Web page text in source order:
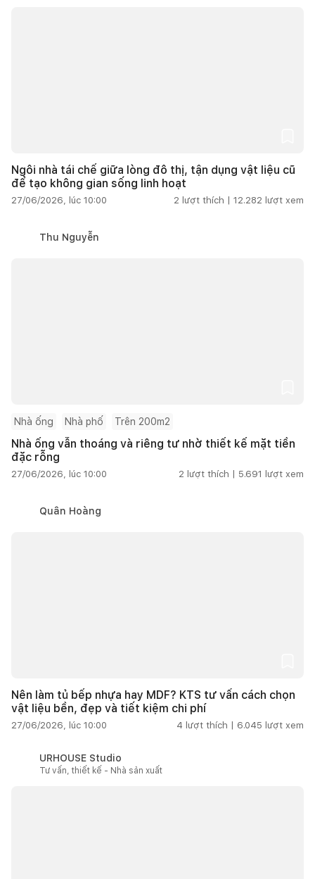
Ngôi nhà tái chế giữa lòng đô thị, tận dụng vật liệu cũ
để tạo không gian sống linh hoạt
27/06/2026, lúc 10:00 2 lượt thích | 12.282 lượt xem
Thu Nguyễn
Nhà ống Nhà phố Trên 200m2
Nhà ống vẫn thoáng và riêng tư nhờ thiết kế mặt tiền
đặc rỗng
27/06/2026, lúc 10:00 2 lượt thích | 5.691 lượt xem
Quân Hoàng
Nên làm tủ bếp nhựa hay MDF? KTS tư vấn cách chọn
vật liệu bền, đẹp và tiết kiệm chi phí
27/06/2026, lúc 10:00 4 lượt thích | 6.045 lượt xem
URHOUSE Studio
Tư vấn, thiết kế - Nhà sản xuất